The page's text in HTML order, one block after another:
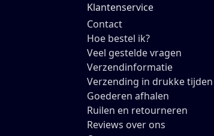
Klantenservice
Contact
Hoe bestel ik?
Veel gestelde vragen
Verzendinformatie
Verzending in drukke tijden
Goederen afhalen
Ruilen en retourneren
Reviews over ons